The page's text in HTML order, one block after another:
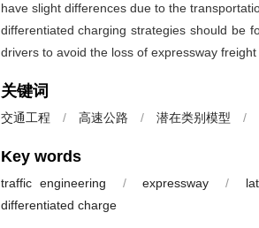
have slight differences due to the
differentiated charging strategies should be
drivers to avoid the loss of expressway freight
关键词
交通工程 / 高速公路 / 潜在类别模型 /
Key words
traffic engineering / expressway /
differentiated charge